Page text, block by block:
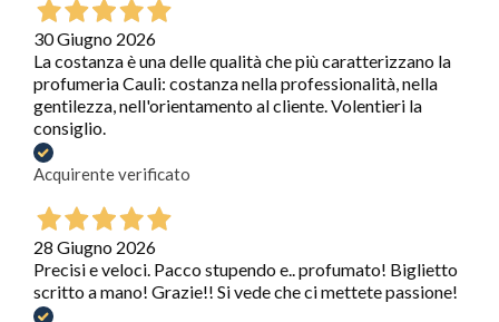
30 Giugno 2026
La costanza è una delle qualità che più caratterizzano la
profumeria Cauli: costanza nella professionalità, nella
gentilezza, nell'orientamento al cliente. Volentieri la
consiglio.
Acquirente verificato
28 Giugno 2026
Precisi e veloci. Pacco stupendo e.. profumato! Biglietto
scritto a mano! Grazie!! Si vede che ci mettete passione!